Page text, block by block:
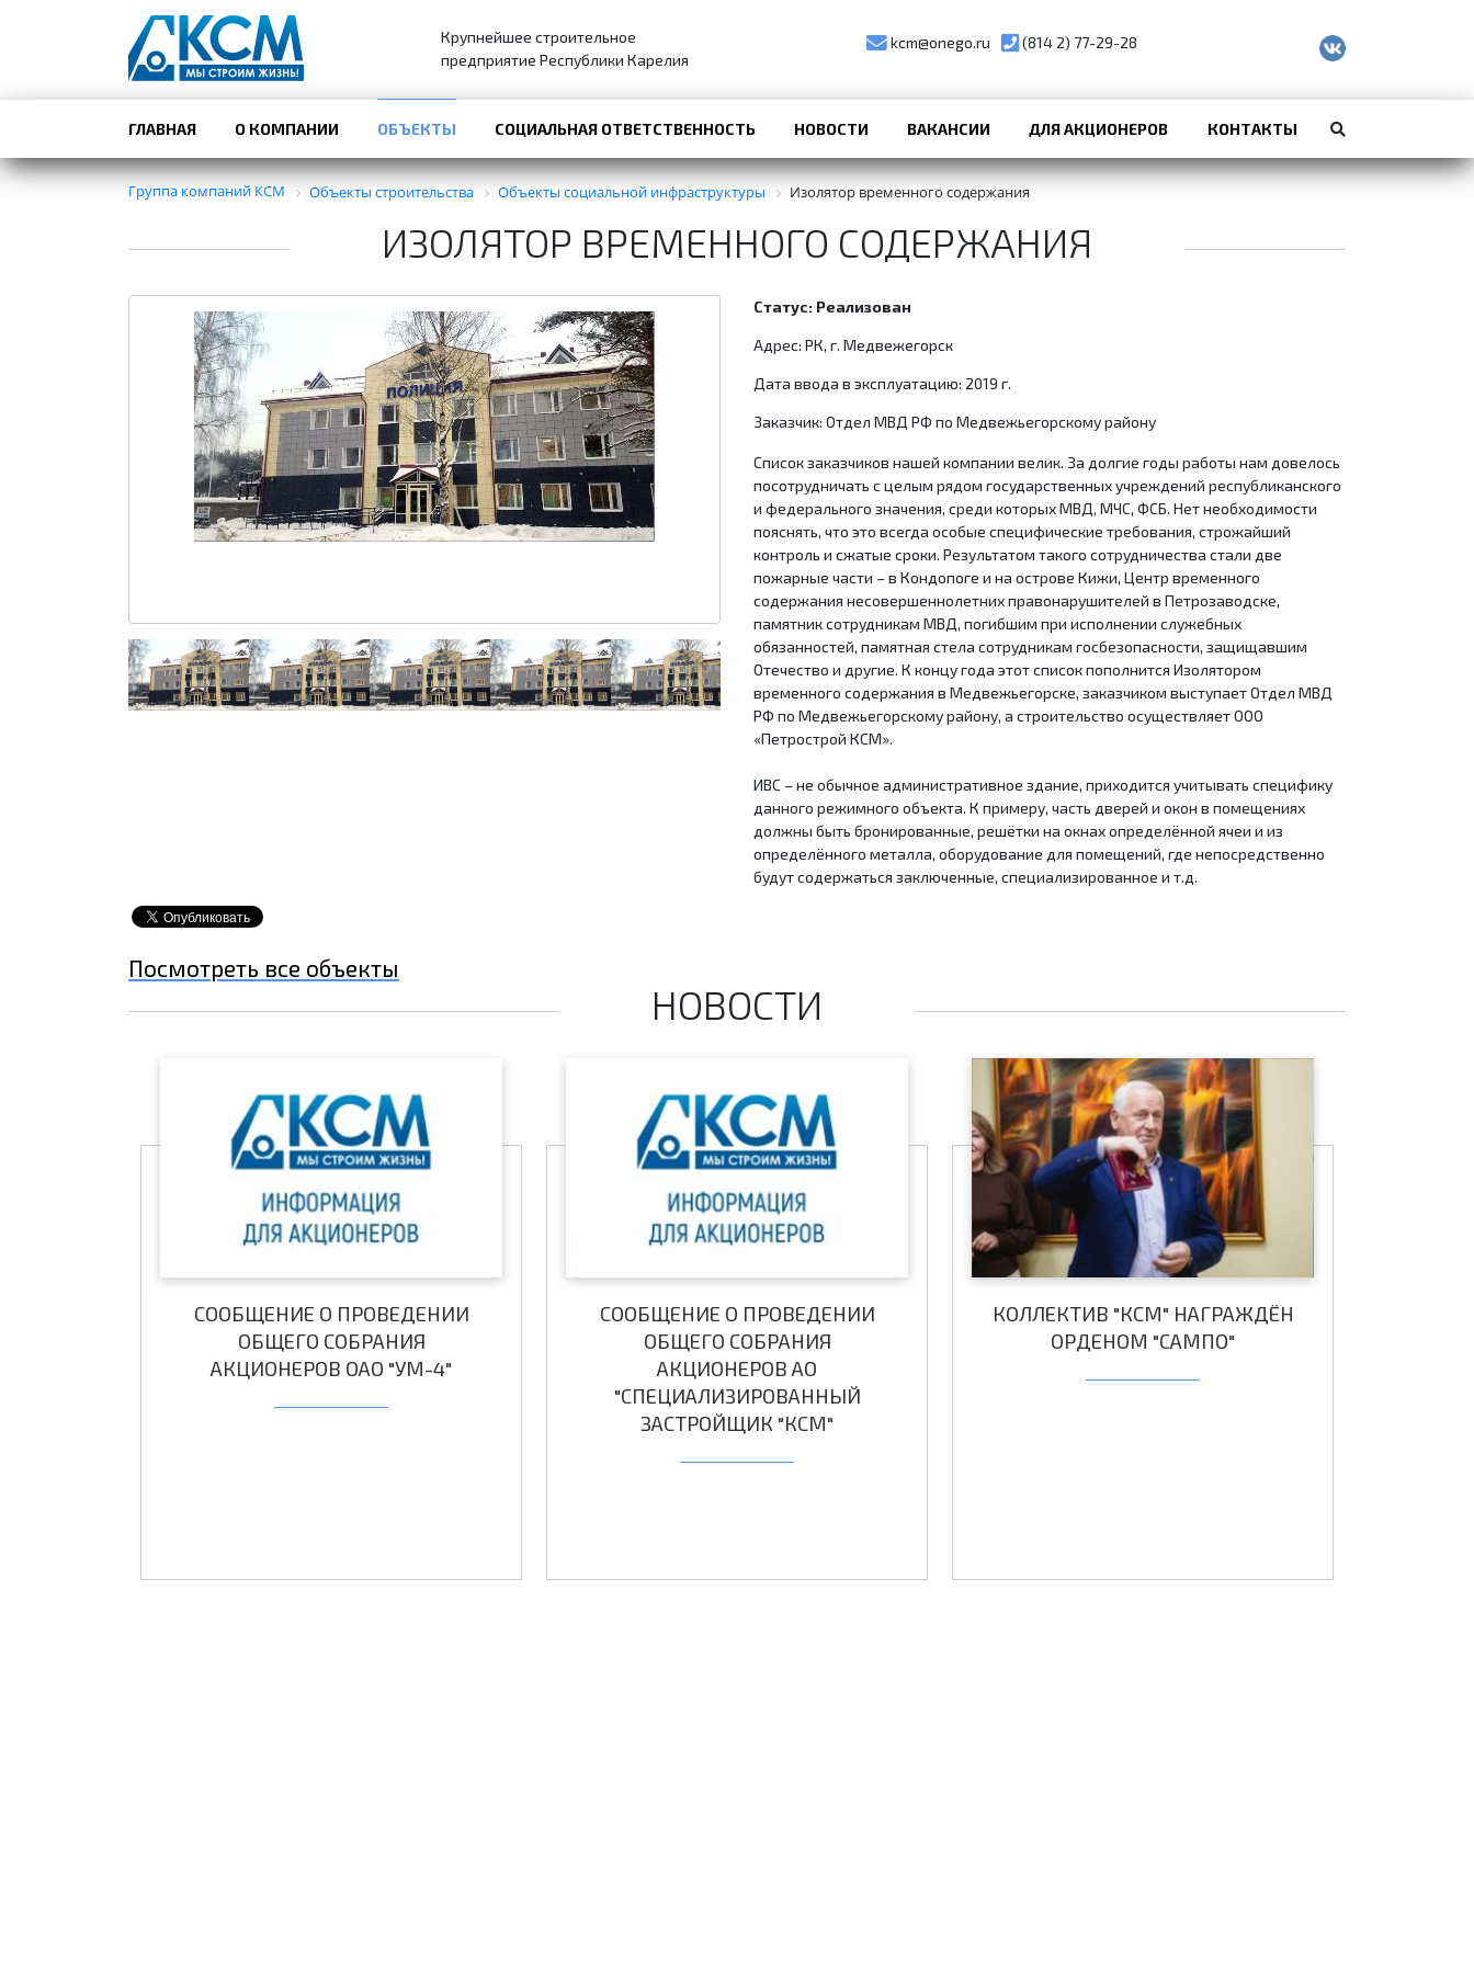
Крупнейшее строительное
предприятие Республики Карелия
kcm@onego.ru (814 2) 77-29-28
ГЛАВНАЯ О КОМПАНИИ ОБЪЕКТЫ СОЦИАЛЬНАЯ ОТВЕТСТВЕННОСТЬ НОВОСТИ ВАКАНСИИ ДЛЯ АКЦИОНЕРОВ КОНТАКТЫ
Группа компаний КСМ Объекты строительства Объекты социальной инфраструктуры Изолятор временного содержания
ИЗОЛЯТОР ВРЕМЕННОГО СОДЕРЖАНИЯ
Статус: Реализован
Адрес: РК, г. Медвежегорск
Дата ввода в эксплуатацию: 2019 г.
Заказчик: Отдел МВД РФ по Медвежьегорскому району
Список заказчиков нашей компании велик. За долгие годы работы нам довелось
посотрудничать с целым рядом государственных учреждений республиканского
и федерального значения, среди которых МВД, МЧС, ФСБ. Нет необходимости
пояснять, что это всегда особые специфические требования, строжайший
контроль и сжатые сроки. Результатом такого сотрудничества стали две
пожарные части – в Кондопоге и на острове Кижи, Центр временного
содержания несовершеннолетних правонарушителей в Петрозаводске,
памятник сотрудникам МВД, погибшим при исполнении служебных
обязанностей, памятная стела сотрудникам госбезопасности, защищавшим
Отечество и другие. К концу года этот список пополнится Изолятором
временного содержания в Медвежьегорске, заказчиком выступает Отдел МВД
РФ по Медвежьегорскому району, а строительство осуществляет ООО
«Петрострой КСМ».
ИВС – не обычное административное здание, приходится учитывать специфику
данного режимного объекта. К примеру, часть дверей и окон в помещениях
должны быть бронированные, решётки на окнах определённой ячеи и из
определённого металла, оборудование для помещений, где непосредственно
будут содержаться заключенные, специализированное и т.д.
Посмотреть все объекты
НОВОСТИ
СООБЩЕНИЕ О ПРОВЕДЕНИИ
ОБЩЕГО СОБРАНИЯ
АКЦИОНЕРОВ ОАО "УМ-4"
СООБЩЕНИЕ О ПРОВЕДЕНИИ
ОБЩЕГО СОБРАНИЯ
АКЦИОНЕРОВ АО
"СПЕЦИАЛИЗИРОВАННЫЙ
ЗАСТРОЙЩИК "КСМ"
КОЛЛЕКТИВ "КСМ" НАГРАЖДЁН
ОРДЕНОМ "САМПО"